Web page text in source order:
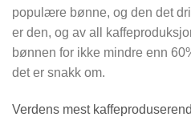
populære bønne, og den det
er den, og av all
bønnen for ikke mindre enn
det er snakk om.
Verdens mest